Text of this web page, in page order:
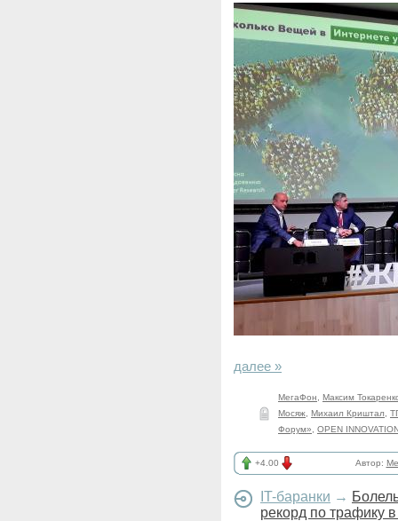
далее »
МегаФон
Максим
Мосяж Михаил Криштал
Форум»
OPEN
+4.00 Автор:
IT-баранки →
рекорд по трафику